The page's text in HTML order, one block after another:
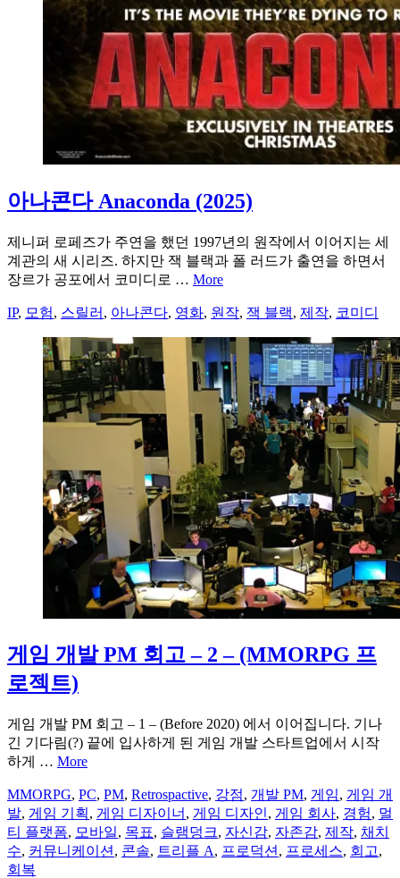
아나콘다 Anaconda (2025)
제니퍼 로페즈가 주연을 했던 1997년의 원작에서 이어지는 세
계관의 새 시리즈. 하지만 잭 블랙과 폴 러드가 출연을 하면서
장르가 공포에서 코미디로 … More
IP, 모험, 스릴러 , 아나콘다, 영화, 원작, 잭 블랙, 제작, 코미디
게임 개발 PM 회고 – 2 – (MMORPG 프
로젝트)
게임 개발 PM 회고 – 1 – (Before 2020) 에서 이어집니다. 기나
긴 기다림(?) 끝에 입사하게 된 게임 개발 스타트업에서 시작
하게 … More
MMORPG, PC, PM, Retrospactive, 강점, 개발 PM, 게임, 게임 개
발, 게임 기획, 게임 디자이너 , 게임 디자인, 게임 회사, 경험, 멀
티 플랫폼, 모바일, 목표, 슬램덩크, 자신감, 자존감, 제작, 채치
수, 커뮤니케이션 , 콘솔, 트리플 A, 프로덕션 , 프로세스, 회고,
회복